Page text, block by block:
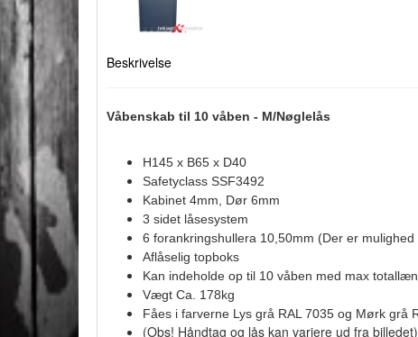
Beskrivelse
Våbenskab til 10 våben - M/Nøglelås
H145 x B65 x D40
Safetyclass SSF3492
Kabinet 4mm, Dør 6mm
3 sidet låsesystem
6 forankringshullera 10,50mm (Der er
Aflåselig topboks
Kan indeholde op til 10 våben med max
Vægt Ca. 178kg
Fåes i farverne Lys grå RAL 7035 og Mørk grå
(Obs! Håndtag og lås kan variere ud fra billedet)